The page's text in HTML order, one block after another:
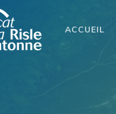
ACCUEIL